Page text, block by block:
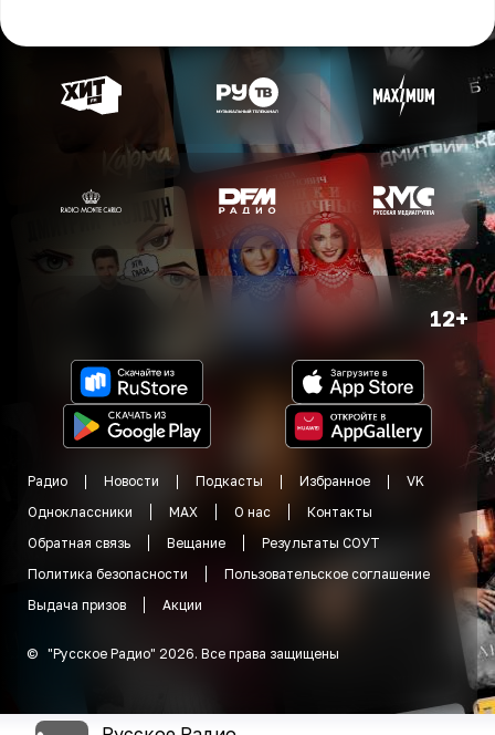
12+
Радио Новости Подкасты Избранное
VK
Одноклассники
MAX О нас
Контакты
Обратная связь
Вещание
Результаты СОУТ
Политика безопасности
Пользовательское соглашение
Выдача призов
Акции
© "Русское Радио" 2026. Все права защищены